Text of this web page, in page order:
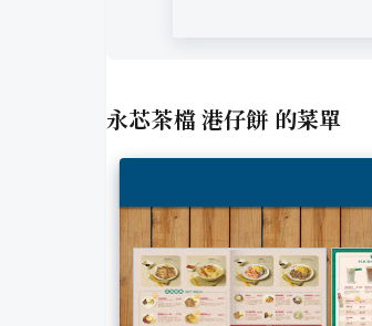
永芯茶檔 港仔餅 的菜單